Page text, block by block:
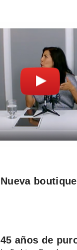
Nueva
45 años de